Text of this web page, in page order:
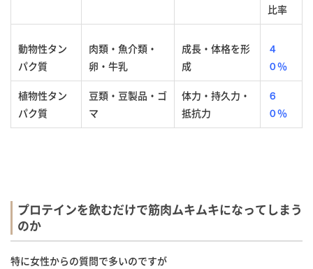
比率
動物性タン
パク質
肉類・魚介類・
卵・牛乳
成長・体格を形
成
４
０％
植物性タン
パク質
豆類・豆製品・ゴ
マ
体力・持久力・
抵抗力
６
０％
プロテインを飲むだけで筋肉ムキムキになってしまう
のか
特に女性からの質問で多いのですが